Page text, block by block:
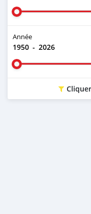
Année
1950 - 2026